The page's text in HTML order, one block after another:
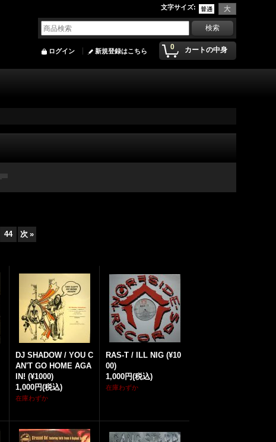
文字サイズ:
0 カートの中身
ログイン 新規登録はこちら
44 次 »
DJ SHADOW ‎/ YOU C
AN'T GO HOME AGA
IN! (¥1000)
1,000円(税込)
在庫わずか
RAS-T / ILL NIG (¥10
00)
1,000円(税込)
在庫わずか